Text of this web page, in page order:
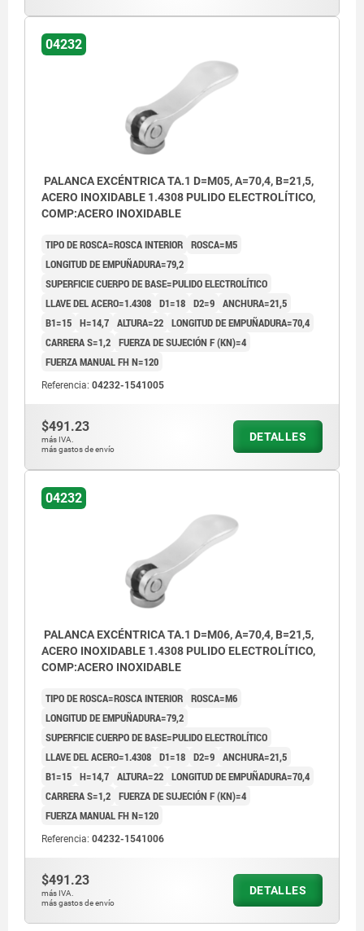
04232
PALANCA EXCÉNTRICA TA.1 D=M05, A=70,4, B=21,5,
ACERO INOXIDABLE 1.4308 PULIDO ELECTROLÍTICO,
COMP:ACERO INOXIDABLE
TIPO DE ROSCA=ROSCA INTERIOR ROSCA=M5
LONGITUD DE EMPUÑADURA=79,2
SUPERFICIE CUERPO DE BASE=PULIDO ELECTROLÍTICO
LLAVE DEL ACERO=1.4308 D1=18 D2=9 ANCHURA=21,5
B1=15 H=14,7 ALTURA=22 LONGITUD DE EMPUÑADURA=70,4
CARRERA S=1,2 FUERZA DE SUJECIÓN F (KN)=4
FUERZA MANUAL FH N=120
Referencia: 04232-1541005
$491.23
más IVA.
más gastos de envío
DETALLES
04232
PALANCA EXCÉNTRICA TA.1 D=M06, A=70,4, B=21,5,
ACERO INOXIDABLE 1.4308 PULIDO ELECTROLÍTICO,
COMP:ACERO INOXIDABLE
TIPO DE ROSCA=ROSCA INTERIOR ROSCA=M6
LONGITUD DE EMPUÑADURA=79,2
SUPERFICIE CUERPO DE BASE=PULIDO ELECTROLÍTICO
LLAVE DEL ACERO=1.4308 D1=18 D2=9 ANCHURA=21,5
B1=15 H=14,7 ALTURA=22 LONGITUD DE EMPUÑADURA=70,4
CARRERA S=1,2 FUERZA DE SUJECIÓN F (KN)=4
FUERZA MANUAL FH N=120
Referencia: 04232-1541006
$491.23
más IVA.
más gastos de envío
DETALLES